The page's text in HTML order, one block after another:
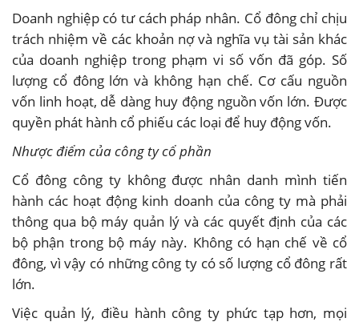
Doanh nghiệp có tư cách pháp nhân. Cổ đông chỉ chịu
trách nhiệm về các khoản nợ và nghĩa vụ tài sản khác
của doanh nghiệp trong phạm vi số vốn đã góp. Số
lượng cổ đông lớn và không hạn chế. Cơ cấu nguồn
vốn linh hoạt, dễ dàng huy động nguồn vốn lớn. Được
quyền phát hành cổ phiếu các loại để huy động vốn.
Nhược điểm của công ty cổ phần
Cổ đông công ty không được nhân danh mình tiến
hành các hoạt động kinh doanh của công ty mà phải
thông qua bộ máy quản lý và các quyết định của các
bộ phận trong bộ máy này. Không có hạn chế về cổ
đông, vì vậy có những công ty có số lượng cổ đông rất
lớn.
Việc quản lý, điều hành công ty phức tạp hơn, mọi